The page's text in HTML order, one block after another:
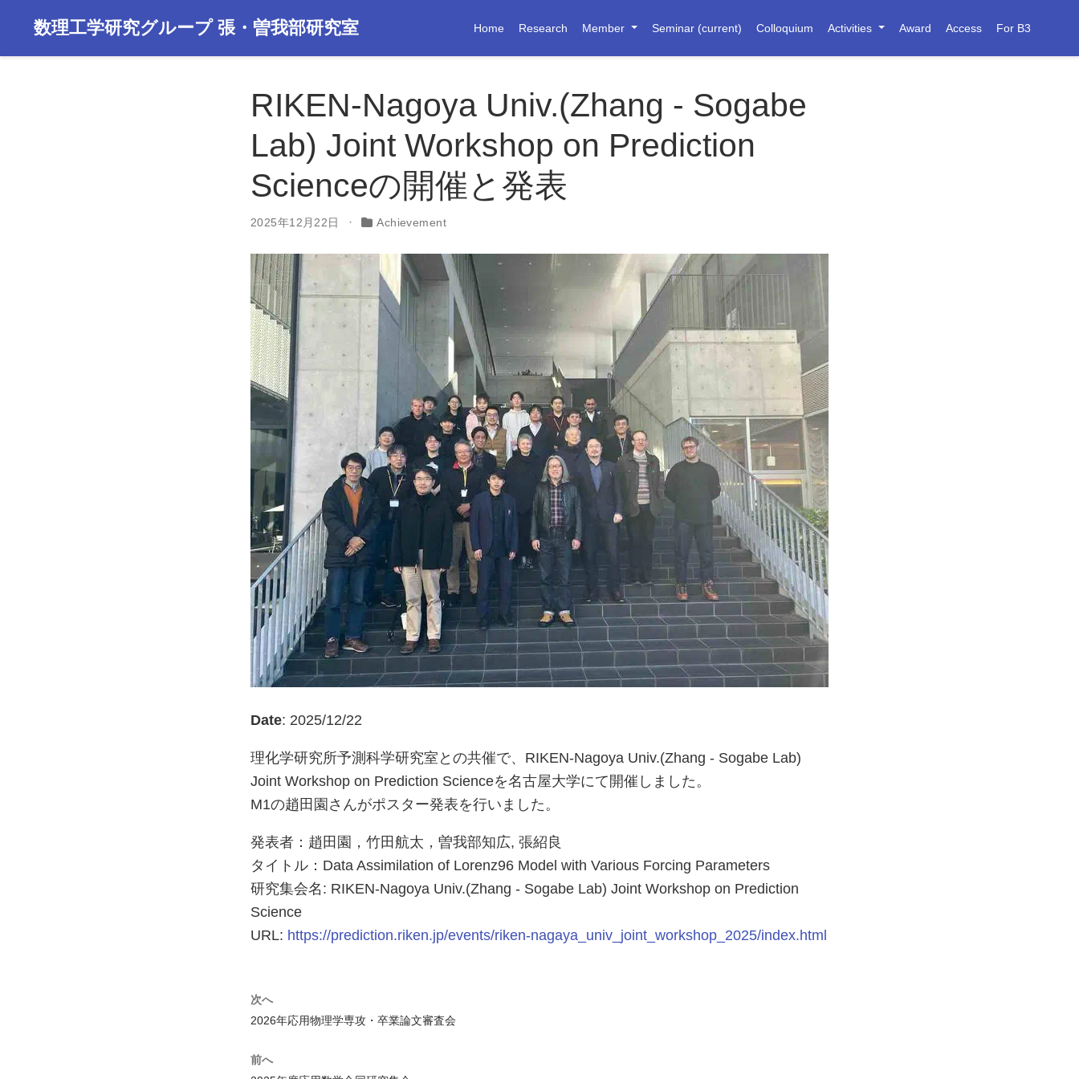
数理工学研究グループ 張・曽我部研究室 Home Research Member Seminar (current) Colloquium Activities Award Access For B3
RIKEN-Nagoya Univ.(Zhang - Sogabe
Lab) Joint Workshop on Prediction
Scienceの開催と発表
2025年12月22日 Achievement
Date: 2025/12/22
理化学研究所予測科学研究室との共催で、RIKEN-Nagoya Univ.(Zhang - Sogabe Lab)
Joint Workshop on Prediction Scienceを名古屋大学にて開催しました。
M1の趙田園さんがポスター発表を行いました。
発表者：趙田園，竹田航太，曽我部知広, 張紹良
タイトル：Data Assimilation of Lorenz96 Model with Various Forcing Parameters
研究集会名: RIKEN-Nagoya Univ.(Zhang - Sogabe Lab) Joint Workshop on Prediction
Science
URL: https://prediction.riken.jp/events/riken-nagaya_univ_joint_workshop_2025/index.html
次へ
2026年応用物理学専攻・卒業論文審査会
前へ